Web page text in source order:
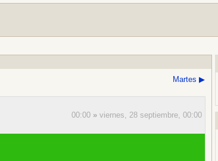
Martes▶
00:00 » viernes, 28 septiembre, 00:00